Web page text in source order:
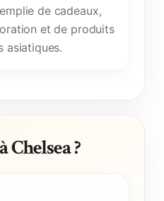
de cadeaux,
et de produits
asiatiques.
Chelsea ?